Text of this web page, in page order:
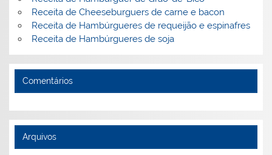
Receita de Cheeseburguers de carne e bacon
Receita de Hambúrgueres de requeijão e espinafres
Receita de Hambúrgueres de soja
Comentários
Arquivos